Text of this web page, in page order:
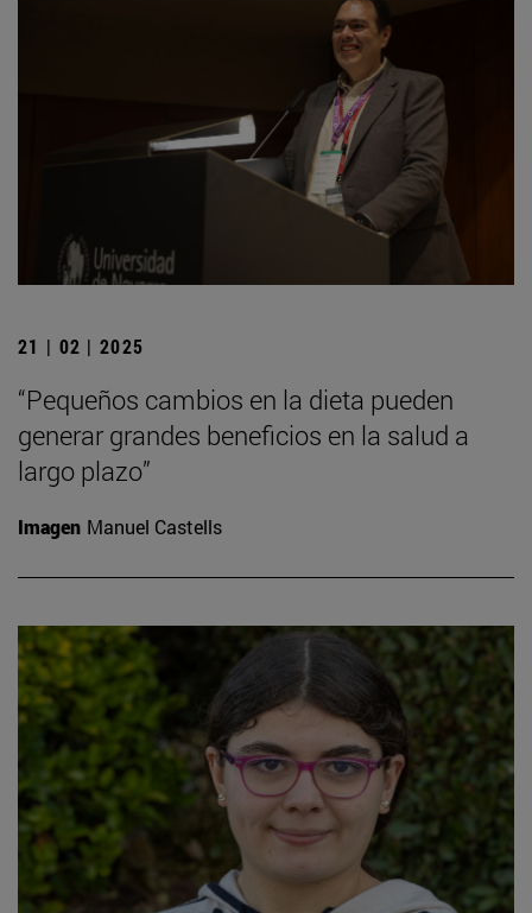
21 | 02 | 2025
“Pequeños cambios en la dieta pueden
generar grandes beneficios en la salud a
largo plazo”
Imagen Manuel Castells